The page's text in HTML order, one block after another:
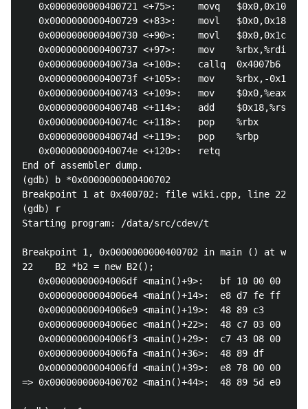
0x0000000000400721 <+75>:    movq
0x0000000000400729 <+83>:    movl
0x0000000000400730 <+90>:    movl
   0x0000000000400737 <+97>:    mov    %rbx,%rdi
0x000000000040073a <+100>:   callq  0x4007b6
0x000000000040073f <+105>:   mov    %rbx,-
   0x0000000000400743 <+109>:   mov    $0x0,%eax
   0x0000000000400748 <+114>:   add    $0x18,%rsp
   0x000000000040074c <+118>:   pop    %rbx
   0x000000000040074d <+119>:   pop    %rbp
   0x000000000040074e <+120>:   retq
End of assembler dump.
(gdb) b *0x0000000000400702
Breakpoint 1 at 0x400702: file wiki.cpp, line 22.
(gdb) r
Starting program: /data/src/cdev/t
Breakpoint 1, 0x0000000000400702 in main () at
22    B2 *b2 = new B2();
0x00000000004006df <main()+9>:   bf 10 00 00 00
0x00000000004006e4 <main()+14>:  e8 d7 fe ff ff
0x00000000004006e9 <main()+19>:  48 89 c3    mov
0x00000000004006ec <main()+22>:  48 c7 03 00 00
0x00000000004006f3 <main()+29>:  c7 43 08 00 00
0x00000000004006fa <main()+36>:  48 89 df    mov
0x00000000004006fd <main()+39>:  e8 78 00 00 00
=> 0x0000000000400702 <main()+44>:  48 89 5d e0